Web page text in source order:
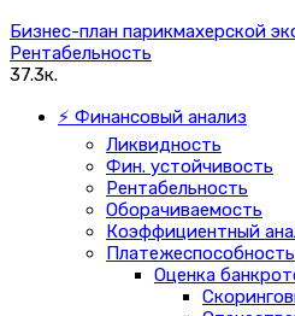
Бизнес-план парикмахерской
Рентабельность
37.3к.
⚡ Финансовый анализ
Ликвидность
Фин. устойчивость
Рентабельность
Оборачиваемость
Коэффициентный
Платежеспособность
Оценка